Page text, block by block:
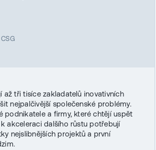
až tři tisíce zakladatelů inovativních
nejpalčivější společenské problémy.
podnikatele a firmy, které chtějí uspět
akceleraci dalšího růstu potřebují
nejslibnějších projektů a první